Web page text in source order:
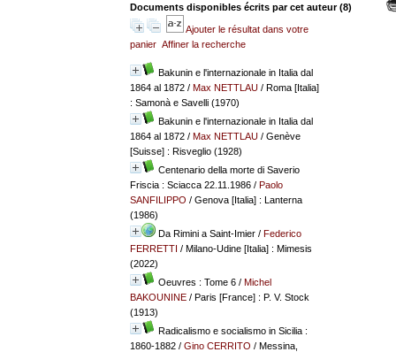
Documents disponibles écrits par cet auteur (8)
Ajouter le résultat dans votre
panier Affiner la recherche
Bakunin e l'internazionale in Italia dal
1864 al 1872/ Max NETTLAU/ Roma [Italia]
: Samonà e Savelli (1970)
Bakunin e l'internazionale in Italia dal
1864 al 1872/ Max NETTLAU/ Genève
[Suisse] : Risveglio (1928)
Centenario della morte di Saverio
Friscia : Sciacca 22.11.1986/ Paolo
SANFILIPPO / Genova [Italia] : Lanterna
(1986)
Da Rimini a Saint-Imier/ Federico
FERRETTI / Milano-Udine [Italia] : Mimesis
(2022)
Oeuvres : Tome 6/ Michel
BAKOUNINE/ Paris [France] : P. V. Stock
(1913)
Radicalismo e socialismo in Sicilia :
1860-1882/ Gino CERRITO / Messina,